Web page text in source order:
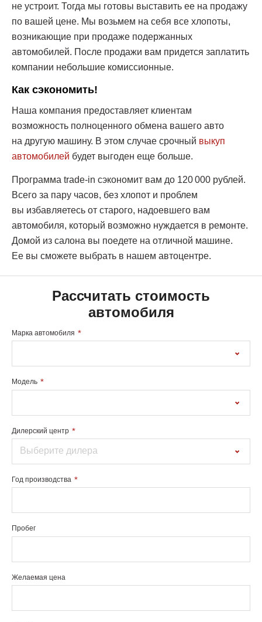
не устроит. Тогда мы готовы выставить ее на продажу
по вашей цене. Мы возьмем на себя все хлопоты,
возникающие при продаже подержанных
автомобилей. После продажи вам придется заплатить
компании небольшие комиссионные.
Как сэкономить!
Наша компания предоставляет клиентам
возможность полноценного обмена вашего авто
на другую машину. В этом случае срочный выкуп
автомобилей будет выгоден еще больше.
Программа trade-in сэкономит вам до 120 000 рублей.
Всего за пару часов, без хлопот и проблем
вы избавляетесь от старого, надоевшего вам
автомобиля, который возможно нуждается в ремонте.
Домой из салона вы поедете на отличной машине.
Ее вы сможете выбрать в нашем автоцентре.
Рассчитать стоимость
автомобиля
Марка автомобиля
Модель
Дилерский центр
Выберите дилера
Год производства
Пробег
Желаемая цена